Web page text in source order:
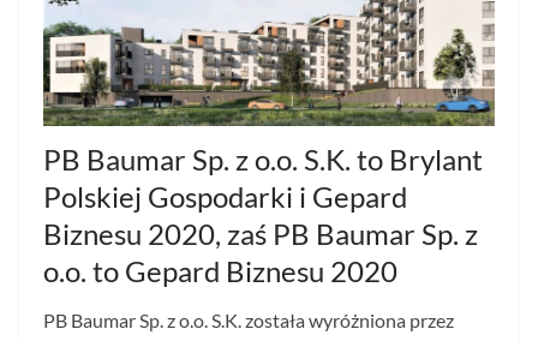
PB Baumar Sp. z o.o. S.K. to Brylant
Polskiej Gospodarki i Gepard
Biznesu 2020, zaś PB Baumar Sp. z
o.o. to Gepard Biznesu 2020
PB Baumar Sp. z o.o. S.K. została wyróżniona przez